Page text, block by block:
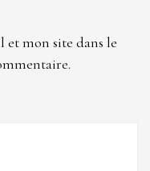
mon site dans le